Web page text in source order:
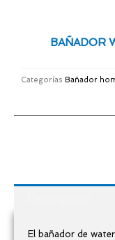
cantidad
BAÑADOR
Categorías Bañador
El bañador de